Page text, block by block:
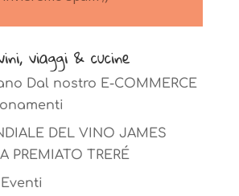
viaggi & cucine
Dal nostro E-COMMERCE
DEL VINO JAMES
PREMIATO TRERÉ